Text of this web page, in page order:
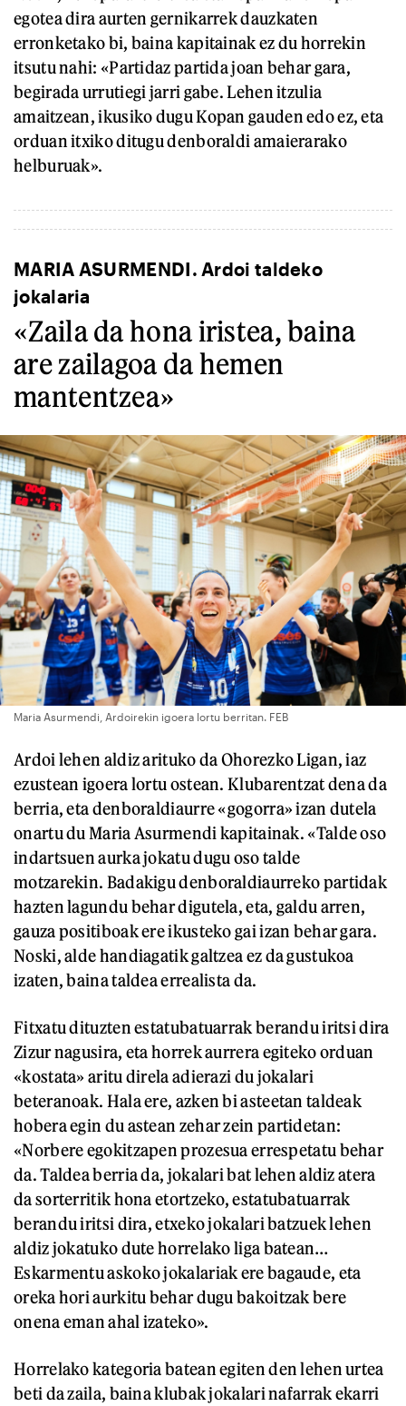
egotea dira aurten gernikarrek dauzkaten
erronketako bi, baina kapitainak ez du horrekin
itsutu nahi: «Partidaz partida joan behar gara,
begirada urrutiegi jarri gabe. Lehen itzulia
amaitzean, ikusiko dugu Kopan gauden edo ez, eta
orduan itxiko ditugu denboraldi amaierarako
helburuak».
MARIA ASURMENDI. Ardoi taldeko
jokalaria
«Zaila da hona iristea, baina
are zailagoa da hemen
mantentzea»
Maria Asurmendi, Ardoirekin igoera lortu berritan. FEB
Ardoi lehen aldiz arituko da Ohorezko Ligan, iaz
ezustean igoera lortu ostean. Klubarentzat dena da
berria, eta denboraldiaurre «gogorra» izan dutela
onartu du Maria Asurmendi kapitainak. «Talde oso
indartsuen aurka jokatu dugu oso talde
motzarekin. Badakigu denboraldiaurreko partidak
hazten lagundu behar digutela, eta, galdu arren,
gauza positiboak ere ikusteko gai izan behar gara.
Noski, alde handiagatik galtzea ez da gustukoa
izaten, baina taldea errealista da.
Fitxatu dituzten estatubatuarrak berandu iritsi dira
Zizur nagusira, eta horrek aurrera egiteko orduan
«kostata» aritu direla adierazi du jokalari
beteranoak. Hala ere, azken bi asteetan taldeak
hobera egin du astean zehar zein partidetan:
«Norbere egokitzapen prozesua errespetatu behar
da. Taldea berria da, jokalari bat lehen aldiz atera
da sorterritik hona etortzeko, estatubatuarrak
berandu iritsi dira, etxeko jokalari batzuek lehen
aldiz jokatuko dute horrelako liga batean…
Eskarmentu askoko jokalariak ere bagaude, eta
oreka hori aurkitu behar dugu bakoitzak bere
onena eman ahal izateko».
Horrelako kategoria batean egiten den lehen urtea
beti da zaila, baina klubak jokalari nafarrak ekarri